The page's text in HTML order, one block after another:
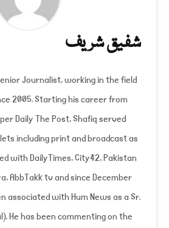
شفیق شریف
Journalist, working in the field
2005. Starting his career from
Daily The Post, Shafiq served
including print and broadcast as
with DailyTimes, City42, Pakistan
AbbTakk tv and since December
associated with Hum News as a Sr.
He has been commenting on the